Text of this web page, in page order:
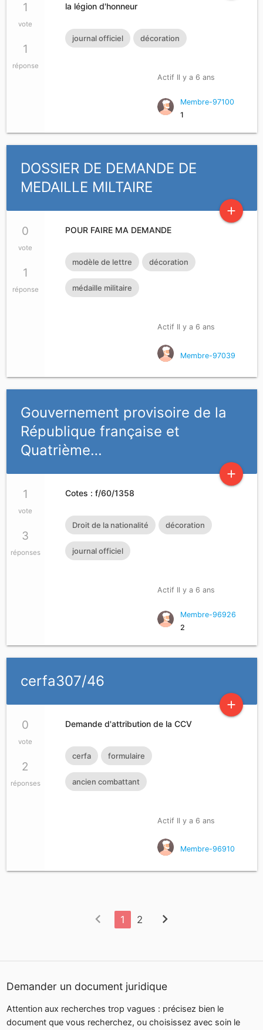
1
vote
1
réponse
la légion d'honneur
journal officiel décoration
Actif Il y a 6 ans
Membre-97100
1
DOSSIER DE DEMANDE DE
MEDAILLE MILTAIRE
add
0
vote
1
réponse
POUR FAIRE MA DEMANDE
modèle de lettre décoration
médaille militaire
Actif Il y a 6 ans
Membre-97039
Gouvernement provisoire de la
République française et
Quatrième…
add
1
vote
3
réponses
Cotes : f/60/1358
Droit de la nationalité décoration
journal officiel
Actif Il y a 6 ans
Membre-96926
2
cerfa307/46
add
0
vote
2
réponses
Demande d'attribution de la CCV
cerfa formulaire
ancien combattant
Actif Il y a 6 ans
Membre-96910
chevron_left 1 2 chevron_right
Demander un document juridique
Attention aux recherches trop vagues : précisez bien le
document que vous recherchez, ou choisissez avec soin le